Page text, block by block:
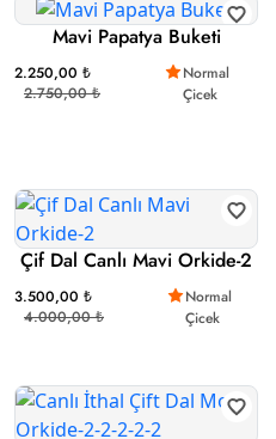
Mavi Papatya Buketi
2.250,00 ₺
2.750,00 ₺
Normal
Çicek
Çif Dal Canlı Mavi Orkide-2
3.500,00 ₺
4.000,00 ₺
Normal
Çicek